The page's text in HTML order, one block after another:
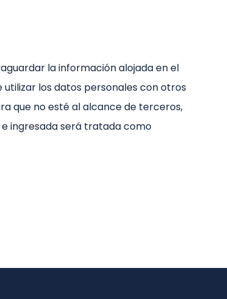
la información alojada en el
los datos personales con otros
que no esté al alcance de terceros,
ingresada será tratada como